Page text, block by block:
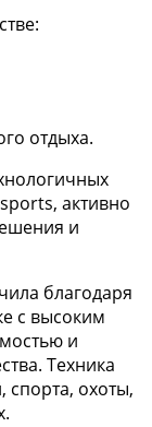
отдыха.
активно
и
благодаря
с высоким
и
Техника
спорта, охоты,